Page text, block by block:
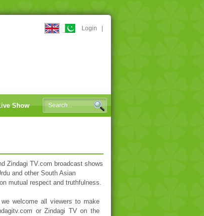
Login
Show
Zindagi TV.com broadcast shows
and other South Asian
mutual respect and truthfulness.
welcome all viewers to make
or Zindagi TV on the